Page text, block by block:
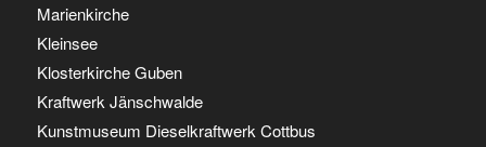
Marienkirche
Kleinsee
Klosterkirche Guben
Kraftwerk Jänschwalde
Kunstmuseum Dieselkraftwerk Cottbus